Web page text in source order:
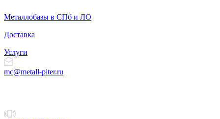
Металлобазы в СПб и ЛО
Доставка
Услуги
mc@metall-piter.ru